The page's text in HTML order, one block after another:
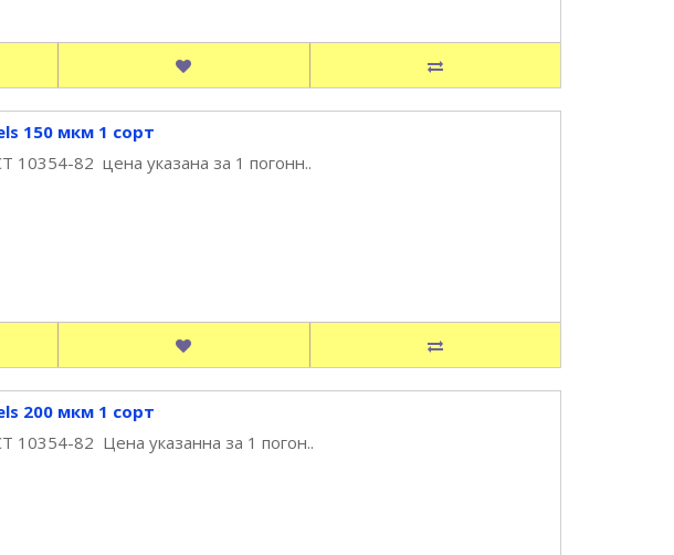
150 мкм 1 сорт
10354-82 цена указана за 1 погонн..
200 мкм 1 сорт
10354-82 Цена указанна за 1 погон..